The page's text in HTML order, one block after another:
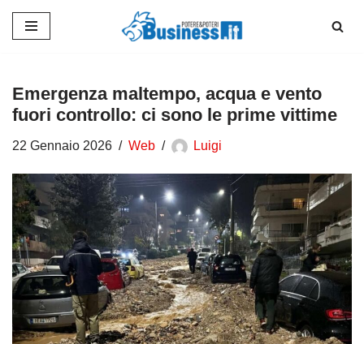
contenuto
Emergenza maltempo, acqua e vento
fuori controllo: ci sono le prime vittime
22 Gennaio 2026 Web Luigi